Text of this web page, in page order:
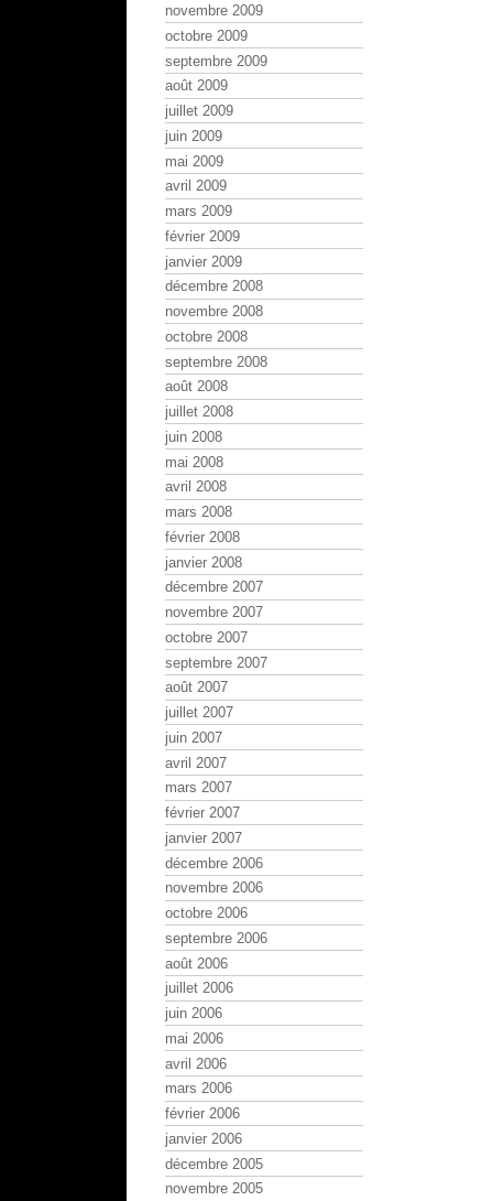
novembre 2009
octobre 2009
septembre 2009
août 2009
juillet 2009
juin 2009
mai 2009
avril 2009
mars 2009
février 2009
janvier 2009
décembre 2008
novembre 2008
octobre 2008
septembre 2008
août 2008
juillet 2008
juin 2008
mai 2008
avril 2008
mars 2008
février 2008
janvier 2008
décembre 2007
novembre 2007
octobre 2007
septembre 2007
août 2007
juillet 2007
juin 2007
avril 2007
mars 2007
février 2007
janvier 2007
décembre 2006
novembre 2006
octobre 2006
septembre 2006
août 2006
juillet 2006
juin 2006
mai 2006
avril 2006
mars 2006
février 2006
janvier 2006
décembre 2005
novembre 2005